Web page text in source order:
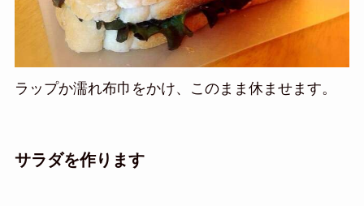
ラップか濡れ布巾をかけ、このまま休ませます。
サラダを作ります